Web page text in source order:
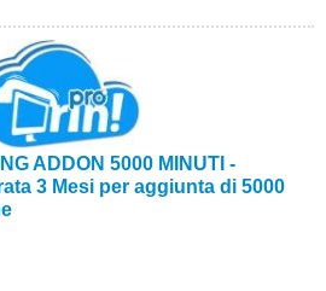
ADDON 5000 MINUTI -
3 Mesi per aggiunta di 5000